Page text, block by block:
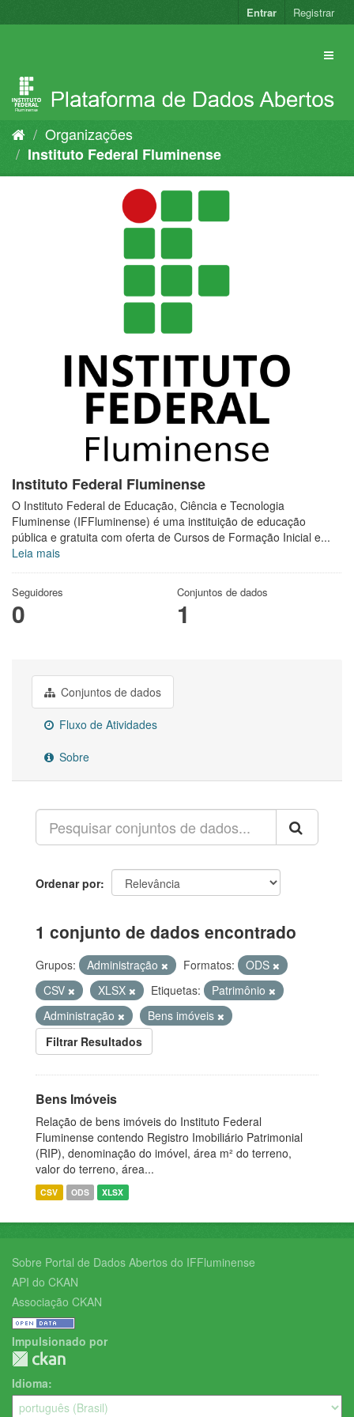
para
Entrar Registrar
Organizações
Instituto Federal Fluminense
Instituto Federal Fluminense
O Instituto Federal de Educação, Ciência e Tecnologia
Fluminense (IFFluminense) é uma instituição de educação
pública e gratuita com oferta de Cursos de Formação Inicial e...
Leia mais
Seguidores
0
Conjuntos de dados
1
Conjuntos de dados
Fluxo de Atividades
Sobre
Ordenar por
1 conjunto de dados encontrado
Grupos: Administração Formatos:
ODS
CSV
XLSX Etiquetas:
Patrimônio
Administração
Bens imóveis
Filtrar Resultados
Bens Imóveis
Relação de bens imóveis do Instituto Federal
Fluminense contendo Registro Imobiliário Patrimonial
(RIP), denominação do imóvel, área m² do terreno,
valor do terreno, área...
CSV ODS XLSX
Sobre Portal de Dados Abertos do IFFluminense
API do CKAN
Associação CKAN
Impulsionado por
Idioma